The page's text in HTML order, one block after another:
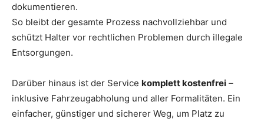
dokumentieren.
So bleibt der gesamte Prozess nachvollziehbar und
schützt Halter vor rechtlichen Problemen durch illegale
Entsorgungen.
Darüber hinaus ist der Service komplett kostenfrei –
inklusive Fahrzeugabholung und aller Formalitäten. Ein
einfacher, günstiger und sicherer Weg, um Platz zu